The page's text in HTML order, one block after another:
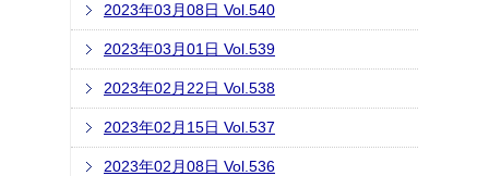
2023年03月08日 Vol.540
2023年03月01日 Vol.539
2023年02月22日 Vol.538
2023年02月15日 Vol.537
2023年02月08日 Vol.536